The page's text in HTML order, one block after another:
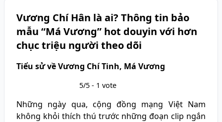
Vương Chí Hân là ai? Thông tin bảo
mẫu “Má Vương” hot douyin với hơn
chục triệu người theo dõi
Tiểu sử về Vương Chí Tinh, Má Vương
5/5 - 1 vote
Những ngày qua, cộng đồng mạng Việt Nam
không khỏi thích thú trước những đoạn clip ngắn